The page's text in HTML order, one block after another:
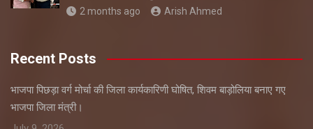
2 months ago Arish Ahmed
Recent Posts
भाजपा पिछड़ा वर्ग मोर्चा की जिला कार्यकारिणी घोषित, शिवम बाड़ोलिया बनाए गए
भाजपा जिला मंत्री।